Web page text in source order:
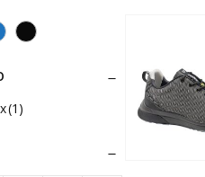
(1)